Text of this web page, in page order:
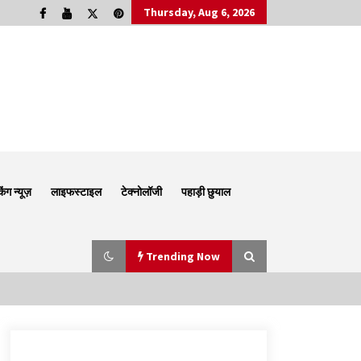
Thursday, Aug 6, 2026
न्यूज़ लाइफस्टाइल टेक्नोलॉजी पहाड़ी छुयाल
Trending Now